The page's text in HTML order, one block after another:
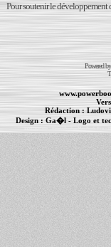
Pour soutenir le développement
Powered
Rédaction :
Design : Ga�l- Logo et